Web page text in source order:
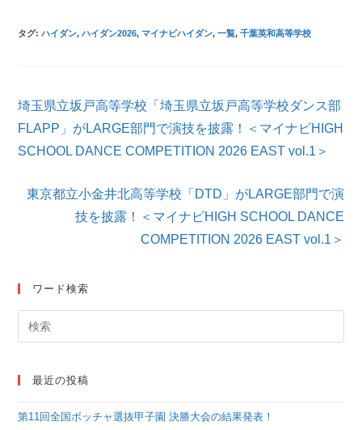
タグ:ハイダン, ハイダン2026, マイナビハイダン, 一覧, 千葉英和高等学校
そ
の
他
の
記
を
埼玉県立坂戸高等学校「埼玉県立坂戸高等学校ダンス部
FLAPP」がLARGE部門で演技を披露！＜マイナビHIGH
SCHOOL DANCE COMPETITION 2026 EAST vol.1＞
東京都立小金井北高等学校「DTD」がLARGE部門で演
技を披露！＜マイナビHIGH SCHOOL DANCE
COMPETITION 2026 EAST vol.1＞
ワード検索
最近の投稿
第11回全国ボッチャ選抜甲子園 決勝大会の結果発表！